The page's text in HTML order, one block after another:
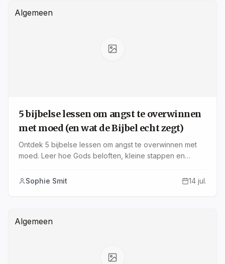
Algemeen
5 bijbelse lessen om angst te overwinnen
met moed (en wat de Bijbel echt zegt)
Ontdek 5 bijbelse lessen om angst te overwinnen met
moed. Leer hoe Gods beloften, kleine stappen en
Sophie Smit
14 jul.
Algemeen